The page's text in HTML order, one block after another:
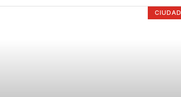
CIUDAD